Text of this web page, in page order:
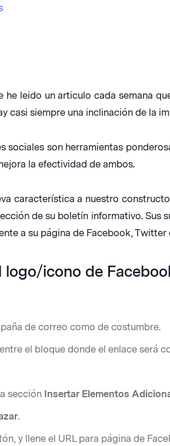
he leido un articulo cada semana
casi siempre una inclinación de la
sociales son herramientas
la efectividad de ambos.
característica a nuestro
de su boletín informativo.
a su página de Facebook, Twitter
logo/icono de
de correo como de costumbre.
el bloque donde el enlace será
sección Insertar Elementos
.
y llene el URL para página de